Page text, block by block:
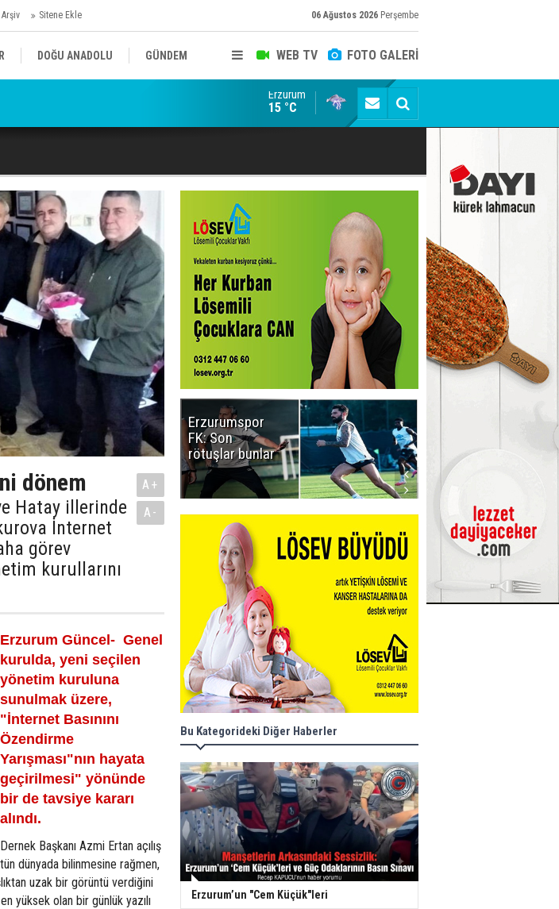
Arşiv Sitene Ekle 06 Ağustos 2026 Perşembe
WEB TV FOTO GALERİ
DOĞU ANADOLU GÜNDEM
Erzurumspor FK: Son rötuşlar bunlar
Erzurum
15 °C
dönem
Hatay illerinde
İnternet
görev
kurullarını
A+
A-
Erzurum Güncel- Genel
kurulda, yeni seçilen
yönetim kuruluna
sunulmak üzere,
"İnternet Basınını
Özendirme
Yarışması"nın hayata
geçirilmesi" yönünde
bir de tavsiye kararı
alındı.
Dernek Başkanı Azmi Ertan açılış
dünyada bilinmesine rağmen,
uzak bir görüntü verdiğini
yüksek olan bir günlük yazılı
Erzurumspor
FK: Son
rötuşlar bunlar
Bu Kategorideki Diğer Haberler
Erzurum’un "Cem Küçük"leri